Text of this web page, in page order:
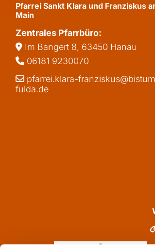
Pfarrei Sankt Klara und Franziskus
Main
Zentrales Pfarrbüro:
 Im Bangert 8, 63450 Hanau
 06181 9230070
 pfarrei.klara-
fulda.de